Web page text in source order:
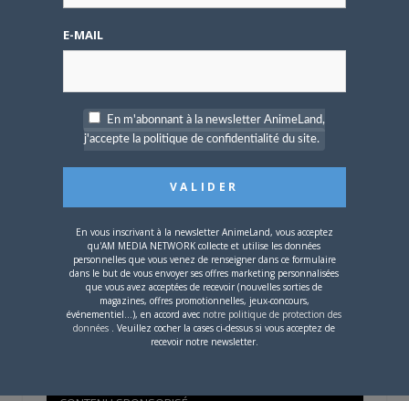
OÙ TROUVER NOS MAGAZINES
Si votre ville n'est pas dans la liste,contactez-nous
E-MAIL
En m'abonnant à la newsletter AnimeLand,
j'accepte la politique de confidentialité du site.
En vous inscrivant à la newsletter AnimeLand, vous acceptez
qu'AM MEDIA NETWORK collecte et utilise les données
personnelles que vous venez de renseigner dans ce formulaire
dans le but de vous envoyer ses offres marketing personnalisées
que vous avez acceptées de recevoir (nouvelles sorties de
magazines, offres promotionnelles, jeux-concours,
événementiel...), en accord avec notre politique de protection des
données . Veuillez cocher la cases ci-dessus si vous acceptez de
recevoir notre newsletter.